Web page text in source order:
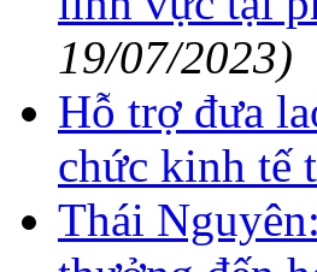
19/07/2023)
Hỗ trợ đưa
chức kinh tế
Thái